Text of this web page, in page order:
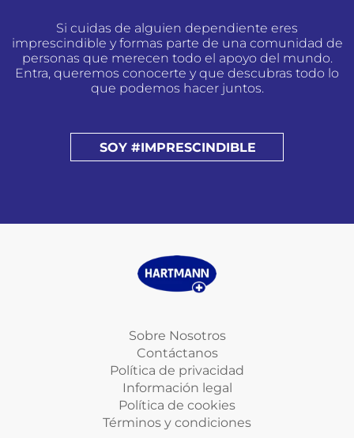
Si cuidas de alguien dependiente eres
imprescindible y formas parte de una comunidad de
personas que merecen todo el apoyo del mundo.
Entra, queremos conocerte y que descubras todo lo
que podemos hacer juntos.
SOY #IMPRESCINDIBLE
Sobre Nosotros
Contáctanos
Política de privacidad
Información legal
Política de cookies
Términos y condiciones